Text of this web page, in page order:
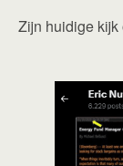
Zijn huidige kijk